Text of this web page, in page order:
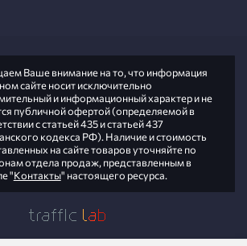
Ваше внимание на то, что информация
сайте носит исключительно
и информационный характер и не
публичной офертой (определяемой в
с статьей 435 и статьей 437
кодекса РФ). Наличие и стоимость
на сайте товаров уточняйте по
отдела продаж, представленным в
"Контакты" настоящего ресурса.